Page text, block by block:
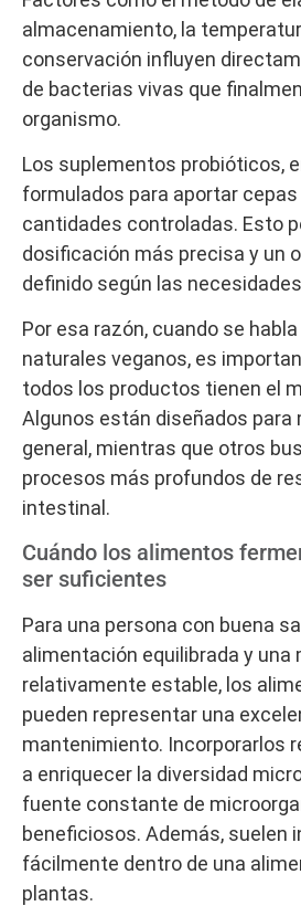
almacenamiento, la
conservación influyen
de bacterias vivas que
organismo.
Los suplementos probióticos,
formulados para aportar
cantidades controladas. Esto
dosificación más precisa y un
definido según las
Por esa razón, cuando se
naturales veganos, es
todos los productos tienen el
Algunos están diseñados
general, mientras que otros
procesos más profundos de
intestinal.
Cuándo los alimentos
ser suficientes
Para una persona con buena
alimentación equilibrada y una
relativamente estable, los
pueden representar una
mantenimiento. Incorporarlos
a enriquecer la diversidad
fuente constante de
beneficiosos. Además, suelen
fácilmente dentro de una
plantas.